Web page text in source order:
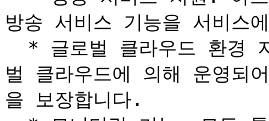
방송 서비스 기능을 서비스
벌 클라우드에 의해 운영되
을 보장합니다.